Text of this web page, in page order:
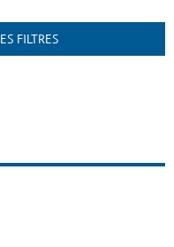
FILTRES